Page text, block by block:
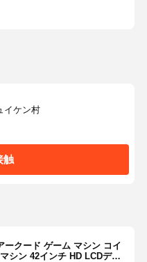
イケン村
触
ークード ゲーム マシン コイ
シン 42インチ HD LCDディ